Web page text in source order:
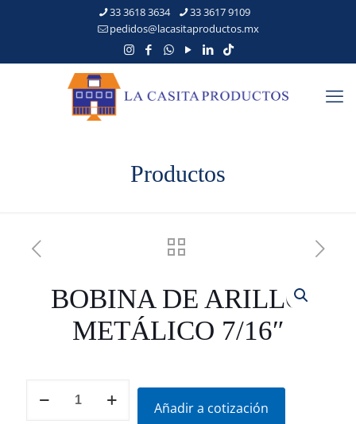
33 3618 3634
33 3617 9109
pedidos@lacasitaproductos.mx
Productos
BOBINA DE ARILLO
METÁLICO 7/16″
Añadir a cotización